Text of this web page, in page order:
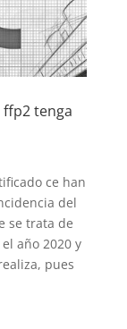
tenga
ce han
del
se trata de
año 2020 y
pues